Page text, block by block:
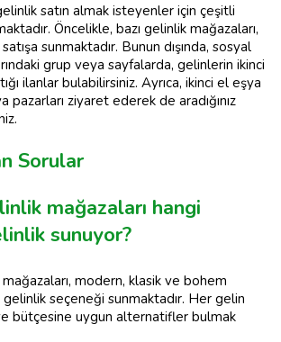
satın almak isteyenler için çeşitli
Öncelikle, bazı gelinlik mağazaları,
sunmaktadır. Bunun dışında, sosyal
grup veya sayfalarda, gelinlerin ikinci
ilanlar bulabilirsiniz. Ayrıca, ikinci el eşya
pazarları ziyaret ederek de aradığınız
Sorular
mağazaları hangi
sunuyor?
modern, klasik ve bohem
seçeneği sunmaktadır. Her gelin
bütçesine uygun alternatifler bulmak